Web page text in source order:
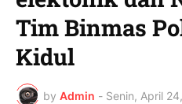
Tim Binmas
Kidul
by Admin - Senin, April